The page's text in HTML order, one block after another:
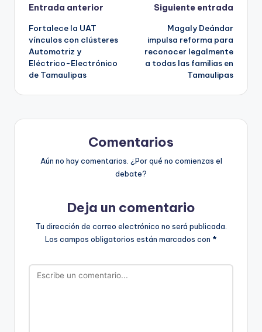
Navegación
de
entradas
Entrada anterior
Fortalece la UAT
vínculos con clústeres
Automotriz y
Eléctrico-Electrónico
de Tamaulipas
Siguiente entrada
Magaly Deándar
impulsa reforma para
reconocer legalmente
a todas las familias en
Tamaulipas
Comentarios
Aún no hay comentarios. ¿Por qué no comienzas el
debate?
Deja un comentario
Tu dirección de correo electrónico no será publicada.
Los campos obligatorios están marcados con *